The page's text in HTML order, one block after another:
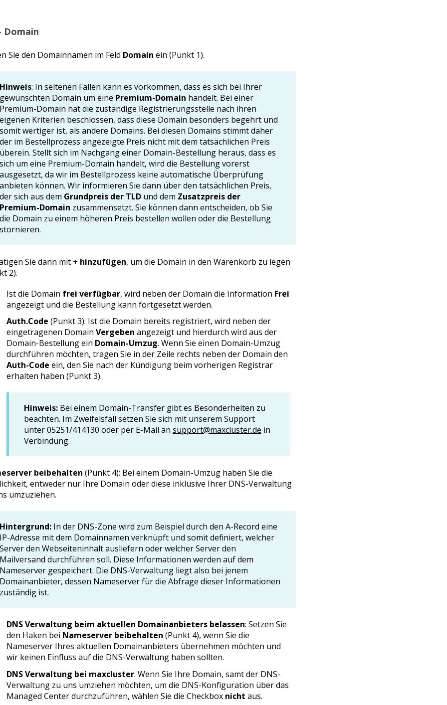
Domain
Sie den Domainnamen im Feld Domain ein (Punkt 1).
: In seltenen Fällen kann es vorkommen, dass es sich bei Ihrer
Domain um eine Premium-Domain handelt. Bei einer
Domain hat die zuständige Registrierungsstelle nach ihren
Kriterien beschlossen, dass diese Domain besonders begehrt und
wertiger ist, als andere Domains. Bei diesen Domains stimmt daher
im Bestellprozess angezeigte Preis nicht mit dem tatsächlichen Preis
Stellt sich im Nachgang einer Domain-Bestellung heraus, dass es
um eine Premium-Domain handelt, wird die Bestellung vorerst
da wir im Bestellprozess keine automatische Überprüfung
können. Wir informieren Sie dann über den tatsächlichen Preis,
sich aus dem Grundpreis der TLDund dem Zusatzpreis der
Domain zusammensetzt. Sie können dann entscheiden, ob Sie
Domain zu einem höheren Preis bestellen wollen oder die Bestellung
Sie dann mit + hinzufügen, um die Domain in den Warenkorb zu legen
2).
Ist die Domain frei verfügbar, wird neben der Domain die Information Frei
angezeigt und die Bestellung kann fortgesetzt werden.
Auth.Code (Punkt 3): Ist die Domain bereits registriert, wird neben der
eingetragenen Domain Vergeben angezeigt und hierdurch wird aus der
Domain-Bestellung ein Domain-Umzug. Wenn Sie einen Domain-Umzug
durchführen möchten, tragen Sie in der Zeile rechts neben der Domain den
Auth-Code ein, den Sie nach der Kündigung beim vorherigen Registrar
erhalten haben (Punkt 3).
Hinweis: Bei einem Domain-Transfer gibt es Besonderheiten zu
beachten. Im Zweifelsfall setzen Sie sich mit unserem Support
unter 05251/414130 oder per E-Mail an support@maxcluster.de in
Verbindung.
beibehalten (Punkt 4): Bei einem Domain-Umzug haben Sie die
entweder nur Ihre Domain oder diese inklusive Ihrer DNS-Verwaltung
umzuziehen.
In der DNS-Zone wird zum Beispiel durch den A-Record eine
Adresse mit dem Domainnamen verknüpft und somit definiert, welcher
den Webseiteninhalt ausliefern oder welcher Server den
durchführen soll. Diese Informationen werden auf dem
gespeichert. Die DNS-Verwaltung liegt also bei jenem
dessen Nameserver für die Abfrage dieser Informationen
ist.
DNS Verwaltung beim aktuellen Domainanbieters belassen: Setzen Sie
den Haken bei Nameserver beibehalten (Punkt 4), wenn Sie die
Nameserver Ihres aktuellen Domainanbieters übernehmen möchten und
wir keinen Einfluss auf die DNS-Verwaltung haben sollten.
DNS Verwaltung bei maxcluster: Wenn Sie Ihre Domain, samt der DNS-
Verwaltung zu uns umziehen möchten, um die DNS-Konfiguration über das
Managed Center durchzuführen, wählen Sie die Checkbox nicht aus.